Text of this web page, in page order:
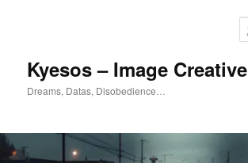
Kyesos – Image Creative
Dreams, Datas, Disobedience…